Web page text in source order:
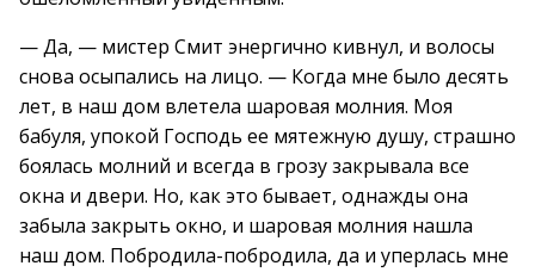
— Да, — мистер Смит энергично кивнул, и волосы
снова осыпались на лицо. — Когда мне было десять
лет, в наш дом влетела шаровая молния. Моя
бабуля, упокой Господь ее мятежную душу, страшно
боялась молний и всегда в грозу закрывала все
окна и двери. Но, как это бывает, однажды она
забыла закрыть окно, и шаровая молния нашла
наш дом. Побродила-побродила, да и уперлась мне